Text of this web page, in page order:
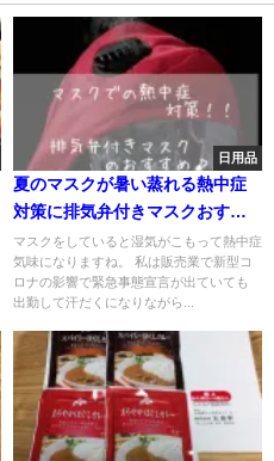
日用品
夏のマスクが暑い蒸れる熱中症
対策に排気弁付きマスクおすす
め♪
マスクをしていると湿気がこもって熱中症
気味になりますね。 私は販売業で新型コ
ロナの影響で緊急事態宣言が出ていても
出勤して汗だくになりながら...